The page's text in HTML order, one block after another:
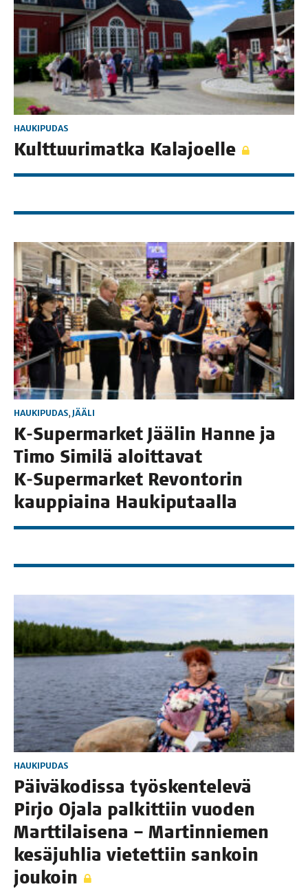
HAUKIPUDAS
Kult­tuu­ri­mat­ka Kalajoelle
HAUKIPUDAS, JÄÄLI
K‑Supermarket Jää­lin Han­ne ja
Timo Simi­lä aloit­ta­vat
K‑Supermarket Revon­to­rin
kaup­piai­na Haukiputaalla
HAUKIPUDAS
Päi­vä­ko­dis­sa työs­ken­te­le­vä
Pir­jo Oja­la pal­kit­tiin vuo­den
Mart­ti­lai­se­na – Mar­tin­nie­men
kesä­juh­lia vie­tet­tiin san­koin
joukoin